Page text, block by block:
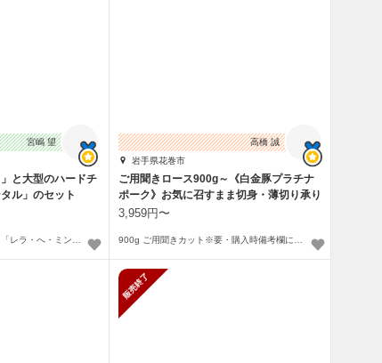
宮嶋 望
と大型のハードチ
ル」のセット
「ラクレット」５００ｇと「レラ・へ・ミンタル」５００ｇ〜
高橋 誠
岩手県花巻市
ご用聞きロース900g～《白金豚プラチナ
ポーク》お気に召すまま切身・薄切り承り
3,959円〜
900g ご用聞きカット※要・購入時備考欄にてご指定を〜